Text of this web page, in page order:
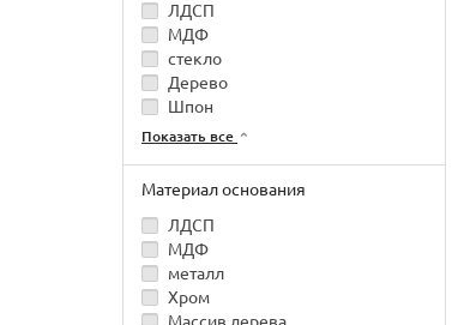
ЛДСП
МДФ
стекло
Дерево
Шпон
Показать все
Материал основания
ЛДСП
МДФ
металл
Хром